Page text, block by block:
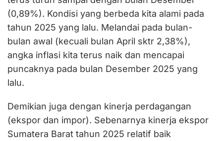
(0,89%). Kondisi yang berbeda kita alami pada
tahun 2025 yang lalu. Melandai pada bulan-
bulan awal (kecuali bulan April sktr 2,38%),
angka inflasi kita terus naik dan mencapai
puncaknya pada bulan Desember 2025 yang
lalu.
Demikian juga dengan kinerja perdagangan
(ekspor dan impor). Sebenarnya kinerja ekspor
Sumatera Barat tahun 2025 relatif baik